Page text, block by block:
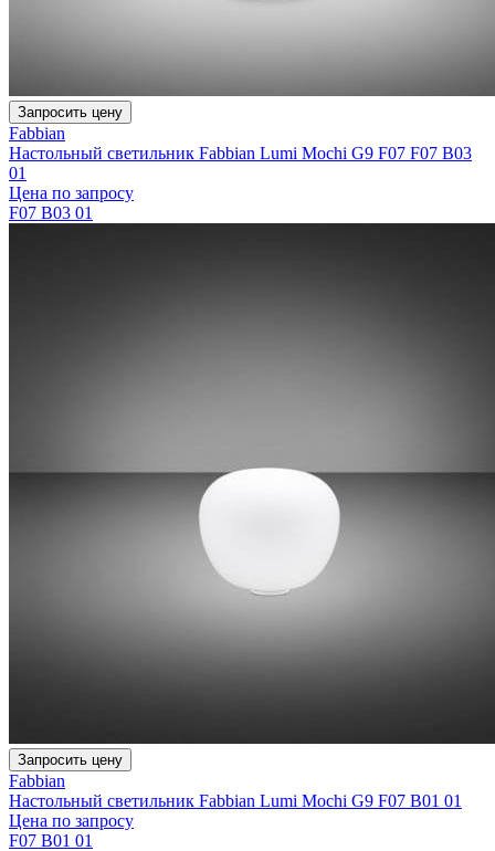
Запросить цену
Fabbian
Настольный светильник Fabbian Lumi Mochi G9 F07 F07 B03
01
Цена по запросу
F07 B03 01
Запросить цену
Fabbian
Настольный светильник Fabbian Lumi Mochi G9 F07 B01 01
Цена по запросу
F07 B01 01